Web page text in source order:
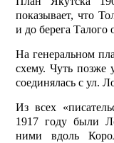
показывает, что
и до берега Талого
На генеральном
схему. Чуть позже
соединялась с ул.
Из всех
1917 году были
ними вдоль